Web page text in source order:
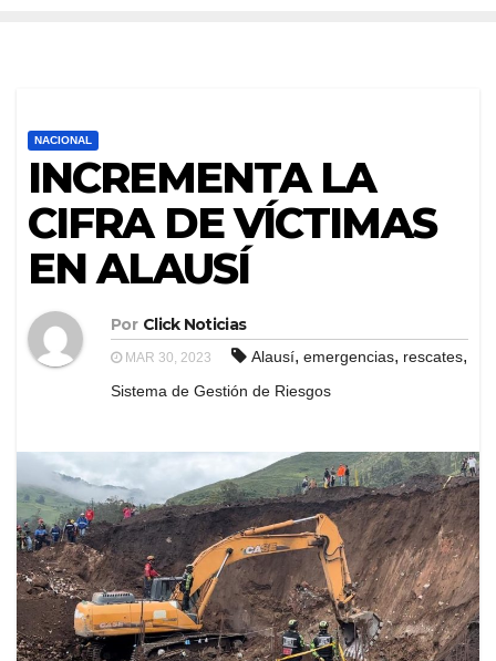
NACIONAL
INCREMENTA LA
CIFRA DE VÍCTIMAS
EN ALAUSÍ
Por Click Noticias
MAR 30, 2023 Alausí, emergencias, rescates,
Sistema de Gestión de Riesgos